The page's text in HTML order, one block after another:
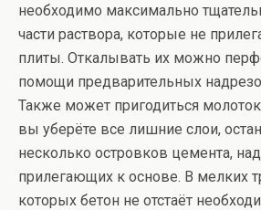
необходимо максимально
части раствора, которые не
плиты. Откалывать их можно
помощи предварительных
Также может пригодиться
вы уберёте все лишние слои,
несколько островков цемента,
прилегающих к основе. В мелких
которых бетон не отстаёт